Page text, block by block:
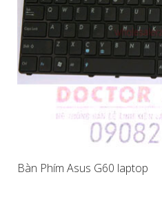
Bàn Phím Asus G60 laptop